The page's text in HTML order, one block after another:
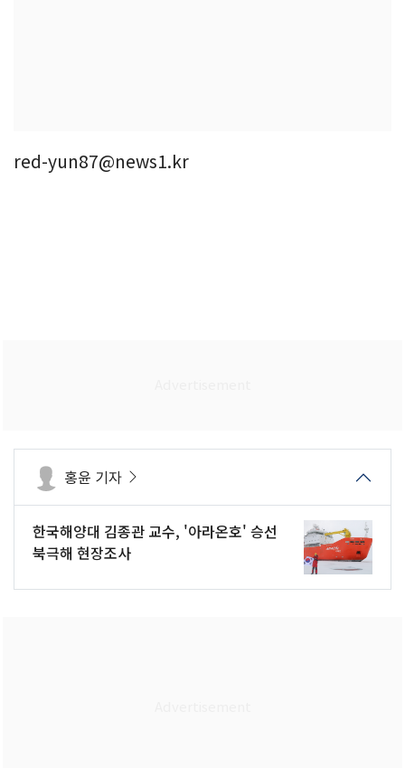
red-yun87@news1.kr
홍윤 기자
한국해양대 김종관 교수, '아라온호' 승선
북극해 현장조사